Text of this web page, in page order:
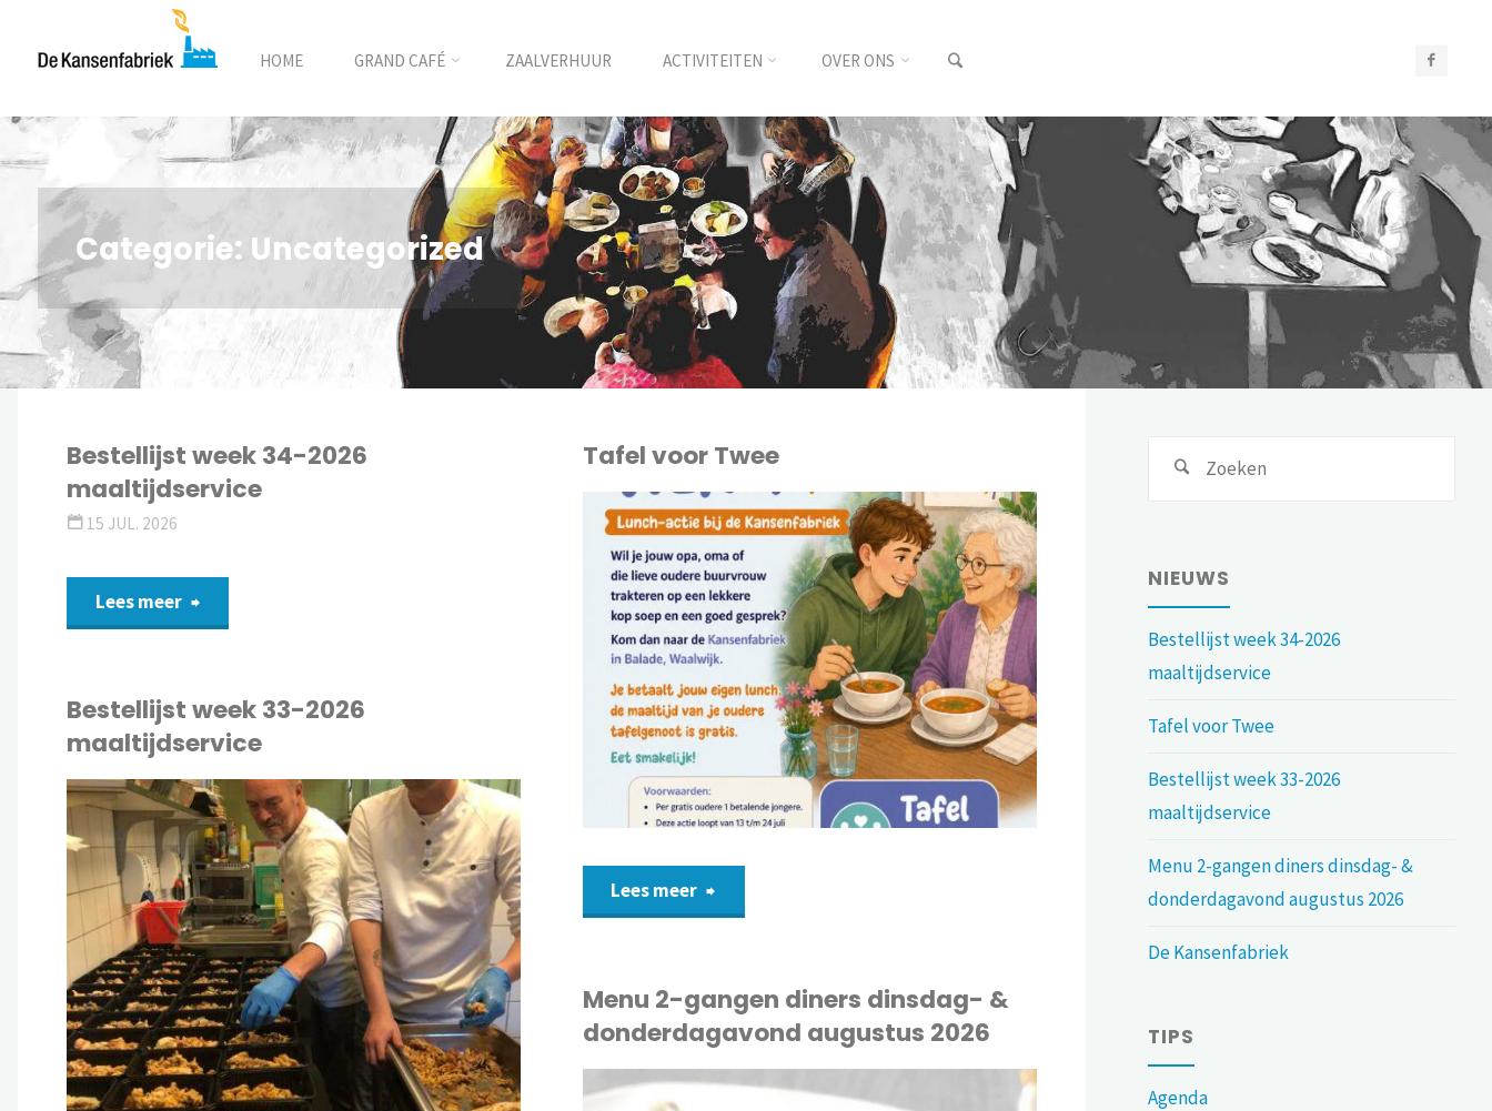
HOME GRAND CAFÉ ZAALVERHUUR ACTIVITEITEN OVER ONS
Categorie: Uncategorized
Bestellijst week 34-2026
maaltijdservice
15 JUL. 2026
Lees meer
Tafel voor Twee
Lees meer
Bestellijst week 33-2026
maaltijdservice
Menu 2-gangen diners dinsdag- &
donderdagavond augustus 2026
NIEUWS
Bestellijst week 34-2026
maaltijdservice
Tafel voor Twee
Bestellijst week 33-2026
maaltijdservice
Menu 2-gangen diners dinsdag- &
donderdagavond augustus 2026
De Kansenfabriek
TIPS
Agenda